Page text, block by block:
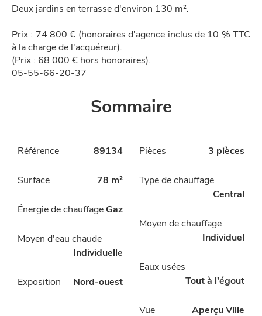
Deux jardins en terrasse d'environ 130 m².
Prix : 74 800 € (honoraires d'agence inclus de 10 % TTC
à la charge de l'acquéreur).
(Prix : 68 000 € hors honoraires).
05-55-66-20-37
Sommaire
Référence 89134 Pièces 3 pièces
Surface 78 m²
Type de chauffage
Central
Énergie de chauffage Gaz
Moyen de chauffage
Individuel
Moyen d'eau chaude
Individuelle
Eaux usées
Tout à l'égout
Exposition Nord-ouest
Vue Aperçu Ville